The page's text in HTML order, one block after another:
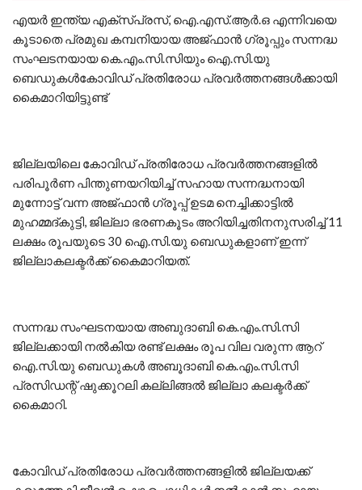
എയര്‍ ഇന്ത്യ എക്സ്പ്രസ്, ഐ.എസ്.ആര്‍.ഒ എന്നിവയെ
കൂടാതെ പ്രമുഖ കമ്പനിയായ അജ്ഫാന്‍ ഗ്രൂപ്പും സന്നദ്ധ
സംഘടനയായ കെ.എം.സി.സിയും ഐ.സി.യു
ബെഡുകൾകോവിഡ് പ്രതിരോധ പ്രവര്‍ത്തനങ്ങള്‍ക്കായി
കൈമാറിയിട്ടുണ്ട്
ജില്ലയിലെ കോവിഡ് പ്രതിരോധ പ്രവര്‍ത്തനങ്ങളില്‍
പരിപൂര്‍ണ പിന്തുണയറിയിച്ച് സഹായ സന്നദ്ധനായി
മുന്നോട്ട് വന്ന അജ്ഫാന്‍ ഗ്രൂപ്പ് ഉടമ നെച്ചിക്കാട്ടില്‍
മുഹമ്മദ്കുട്ടി, ജില്ലാ ഭരണകൂടം അറിയിച്ചതിനനുസരിച്ച് 11
ലക്ഷം രൂപയുടെ 30 ഐ.സി.യു ബെഡുകളാണ് ഇന്ന്
ജില്ലാകലക്ടര്‍ക്ക് കൈമാറിയത്.
സന്നദ്ധ സംഘടനയായ അബുദാബി കെ.എം.സി.സി
ജില്ലക്കായി നല്‍കിയ രണ്ട് ലക്ഷം രൂപ വില വരുന്ന ആറ്
ഐ.സി.യു ബെഡുകള്‍ അബൂദാബി കെ.എം.സി.സി
പ്രസിഡന്റ് ഷുക്കൂറലി കല്ലിങ്ങല്‍ ജില്ലാ കലക്ടര്‍ക്ക്
കൈമാറി.
കോവിഡ് പ്രതിരോധ പ്രവര്‍ത്തനങ്ങളില്‍ ജില്ലയക്ക്